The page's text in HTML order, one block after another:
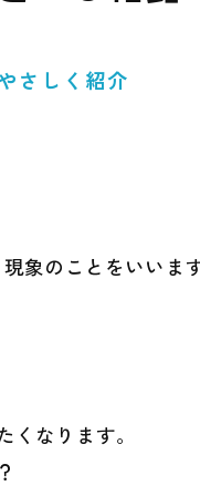
さしく紹介
象のことをいいま
なります。